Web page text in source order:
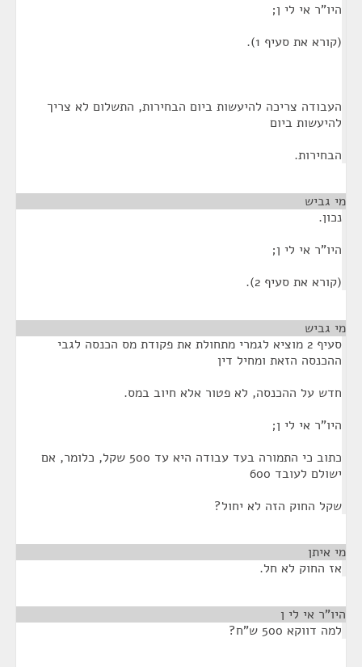
היו"ר אי לי ן;
(קורא את סעיף 1).
העבודה צריכה להיעשות ביום הבחירות, התשלום לא צריך
להיעשות ביום
הבחירות.
מי גביש
נכון.
היו"ר אי לי ן;
(קורא את סעיף 2).
מי גביש
סעיף 2 מוציא לגמרי מתחולת את פקודת מס הכנסה לגבי
ההכנסה הזאת ומחיל דין
חדש על ההכנסה, לא פטור אלא חיוב במס.
היו"ר אי לי ן;
כתוב כי התמורה בעד עבודה היא עד 500 שקל, כלומר, אם
ישולם לעובד 600
שקל החוק הזה לא יחול?
מי איתן
אז החוק לא חל.
היו"ר אי לי ן
למה דווקא 500 ש"ח?